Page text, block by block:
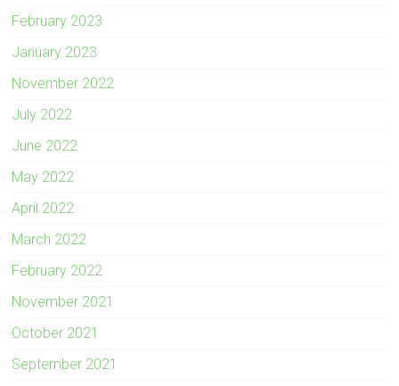
February 2023
January 2023
November 2022
July 2022
June 2022
May 2022
April 2022
March 2022
February 2022
November 2021
October 2021
September 2021